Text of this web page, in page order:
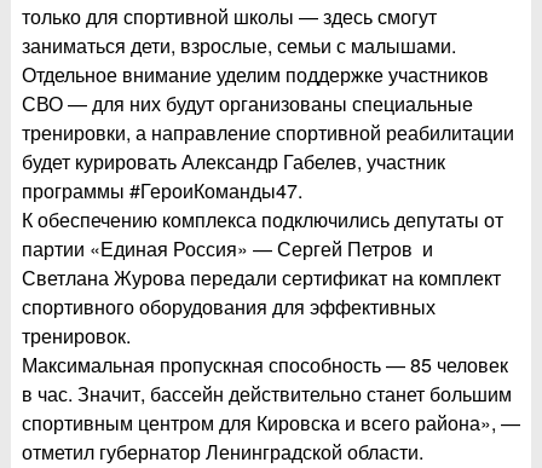
только для спортивной школы — здесь смогут
заниматься дети, взрослые, семьи с малышами.
Отдельное внимание уделим поддержке участников
СВО — для них будут организованы специальные
тренировки, а направление спортивной реабилитации
будет курировать Александр Габелев, участник
программы #ГероиКоманды47.
К обеспечению комплекса подключились депутаты от
партии «Единая Россия» — Сергей Петров и
Светлана Журова передали сертификат на комплект
спортивного оборудования для эффективных
тренировок.
Максимальная пропускная способность — 85 человек
в час. Значит, бассейн действительно станет большим
спортивным центром для Кировска и всего района», —
отметил губернатор Ленинградской области.